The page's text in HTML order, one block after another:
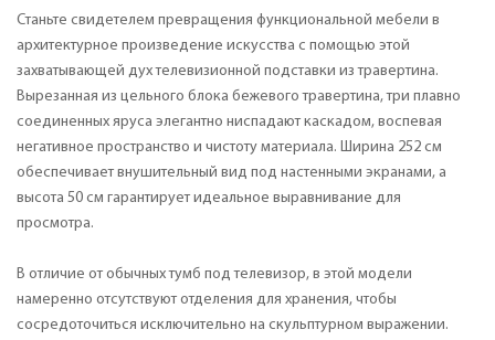
Станьте свидетелем превращения функциональной мебели в
архитектурное произведение искусства с помощью этой
захватывающей дух телевизионной подставки из травертина.
Вырезанная из цельного блока бежевого травертина, три плавно
соединенных яруса элегантно ниспадают каскадом, воспевая
негативное пространство и чистоту материала. Ширина 252 см
обеспечивает внушительный вид под настенными экранами, а
высота 50 см гарантирует идеальное выравнивание для
просмотра.
В отличие от обычных тумб под телевизор, в этой модели
намеренно отсутствуют отделения для хранения, чтобы
сосредоточиться исключительно на скульптурном выражении.